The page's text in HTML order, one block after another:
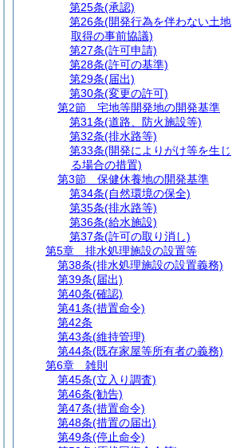
第25条(承認)
第26条(開発行為を伴わない土地
取得の事前協議)
第27条(許可申請)
第28条(許可の基準)
第29条(届出)
第30条(変更の許可)
第2節
宅地等開発地の開発基準
第31条(道路、防火施設等)
第32条(排水路等)
第33条(開発によりがけ等を生じ
る場合の措置)
第3節
保健休養地の開発基準
第34条(自然環境の保全)
第35条(排水路等)
第36条(給水施設)
第37条(許可の取り消し)
第5章
排水処理施設の設置等
第38条(排水処理施設の設置義務)
第39条(届出)
第40条(確認)
第41条(措置命令)
第42条
第43条(維持管理)
第44条(既存家屋等所有者の義務)
第6章
雑則
第45条(立入り調査)
第46条(勧告)
第47条(措置命令)
第48条(措置の届出)
第49条(停止命令)